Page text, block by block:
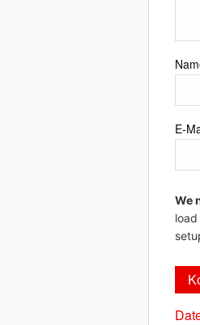
E-
We